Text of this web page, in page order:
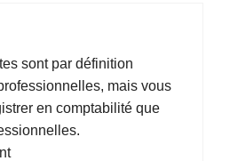
sont par définition
mais vous
en comptabilité que